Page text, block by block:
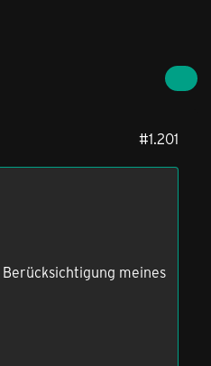
#1.201
meines